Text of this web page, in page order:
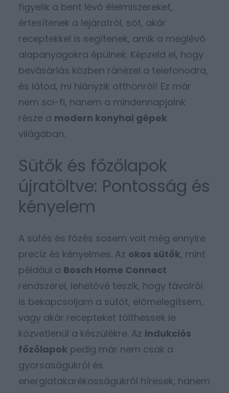
figyelik a bent lévő élelmiszereket,
értesítenek a lejáratról, sőt, akár
receptekkel is segítenek, amik a meglévő
alapanyagokra épülnek. Képzeld el, hogy
bevásárlás közben ránézel a telefonodra,
és látod, mi hiányzik otthonról! Ez már
nem sci-fi, hanem a mindennapjaink
része a modern konyhai gépek
világában.
Sütők és főzőlapok
újratöltve: Pontosság és
kényelem
A sütés és főzés sosem volt még ennyire
precíz és kényelmes. Az okos sütők, mint
például a Bosch Home Connect
rendszerei, lehetővé teszik, hogy távolról
is bekapcsoljam a sütőt, előmelegítsem,
vagy akár recepteket tölthessek le
közvetlenül a készülékre. Az indukciós
főzőlapok pedig már nem csak a
gyorsaságukról és
energiatakarékosságukról híresek, hanem